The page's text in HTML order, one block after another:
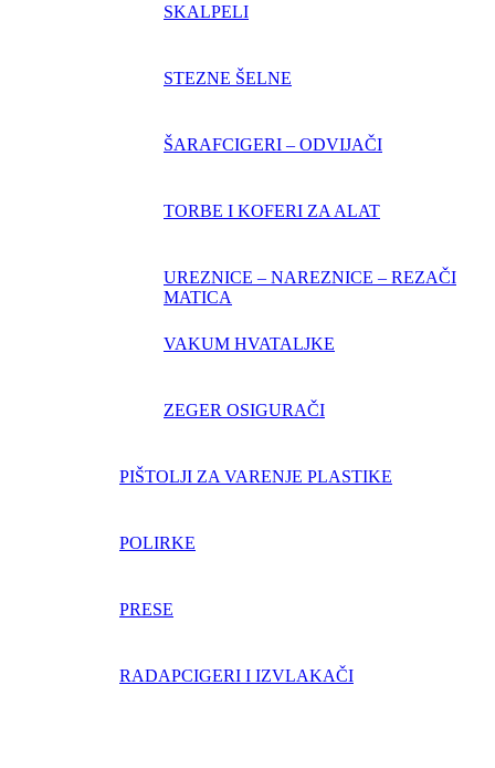
SKALPELI
STEZNE ŠELNE
ŠARAFCIGERI – ODVIJAČI
TORBE I KOFERI ZA ALAT
UREZNICE – NAREZNICE – REZAČI
MATICA
VAKUM HVATALJKE
ZEGER OSIGURAČI
PIŠTOLJI ZA VARENJE PLASTIKE
POLIRKE
PRESE
RADAPCIGERI I IZVLAKAČI